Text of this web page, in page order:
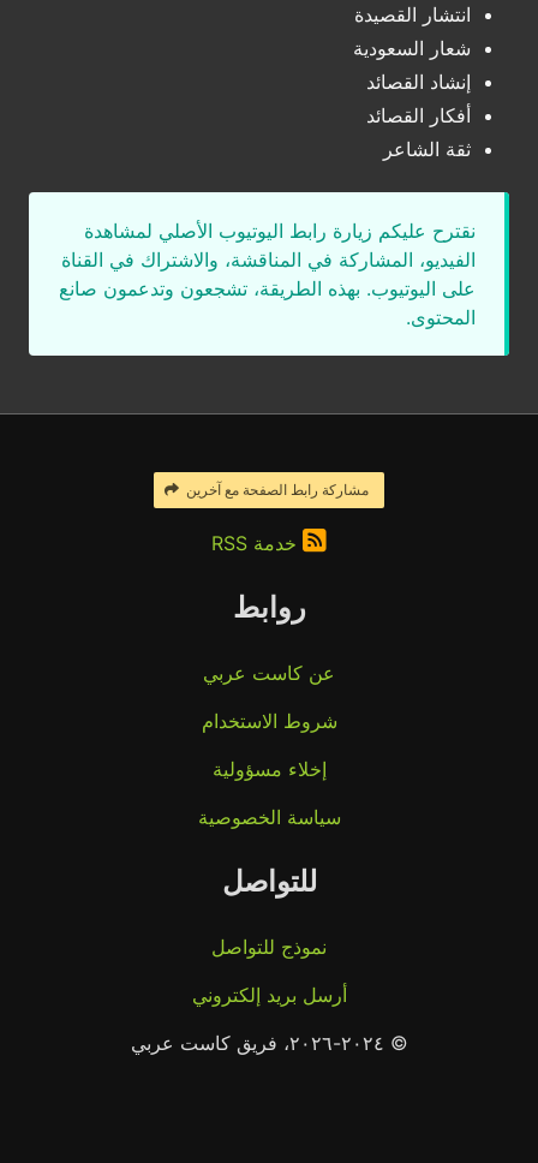
انتشار القصيدة
شعار السعودية
إنشاد القصائد
أفكار القصائد
ثقة الشاعر
نقترح عليكم زيارة رابط اليوتيوب الأصلي لمشاهدة
الفيديو، المشاركة في المناقشة، والاشتراك في القناة
على اليوتيوب. بهذه الطريقة، تشجعون وتدعمون صانع
المحتوى.
مشاركة رابط الصفحة مع آخرين
خدمة RSS
روابط
عن كاست عربي
شروط الاستخدام
إخلاء مسؤولية
سياسة الخصوصية
للتواصل
نموذج للتواصل
أرسل بريد إلكتروني
© ٢٠٢٤-٢٠٢٦، فريق كاست عربي